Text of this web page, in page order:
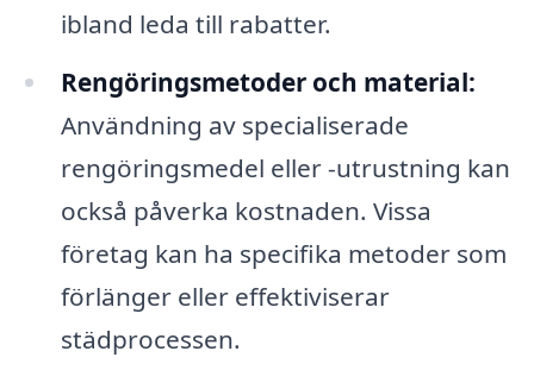
ibland leda till rabatter.
Rengöringsmetoder och material:
Användning av specialiserade
rengöringsmedel eller -utrustning kan
också påverka kostnaden. Vissa
företag kan ha specifika metoder som
förlänger eller effektiviserar
städprocessen.